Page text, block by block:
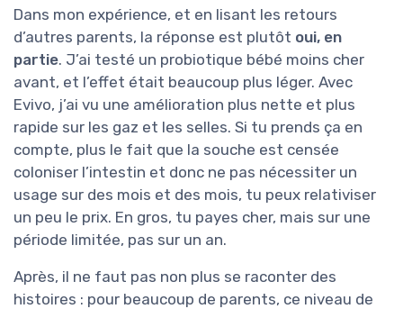
Dans mon expérience, et en lisant les retours
d’autres parents, la réponse est plutôt oui, en
partie. J’ai testé un probiotique bébé moins cher
avant, et l’effet était beaucoup plus léger. Avec
Evivo, j’ai vu une amélioration plus nette et plus
rapide sur les gaz et les selles. Si tu prends ça en
compte, plus le fait que la souche est censée
coloniser l’intestin et donc ne pas nécessiter un
usage sur des mois et des mois, tu peux relativiser
un peu le prix. En gros, tu payes cher, mais sur une
période limitée, pas sur un an.
Après, il ne faut pas non plus se raconter des
histoires : pour beaucoup de parents, ce niveau de